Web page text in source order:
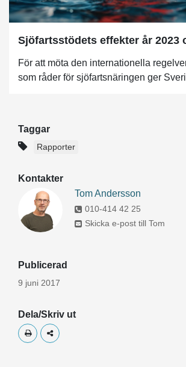
Sjöfartsstödets effekter år 2023
För att möta den internationella
som råder för sjöfartsnäringen ger
Taggar
Rapporter
Kontakter
Tom Andersson
010-414 42 25
Skicka e-post till Tom
Publicerad
9 juni 2017
Dela/Skriv ut
Skriv utDela